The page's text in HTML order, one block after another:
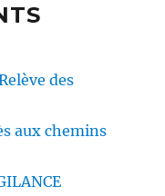
des
aux chemins